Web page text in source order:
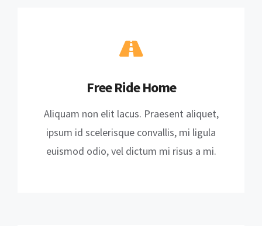
Free Ride Home
Aliquam non elit lacus. Praesent aliquet,
ipsum id scelerisque convallis, mi ligula
euismod odio, vel dictum mi risus a mi.